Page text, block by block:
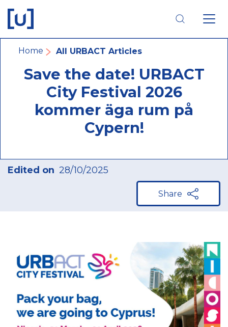
main
navigation
main
content
footer
navigation
Breadcrumb
Home All URBACT Articles
Save the date! URBACT
City Festival 2026
kommer äga rum på
Cypern!
Edited on 28/10/2025
Share